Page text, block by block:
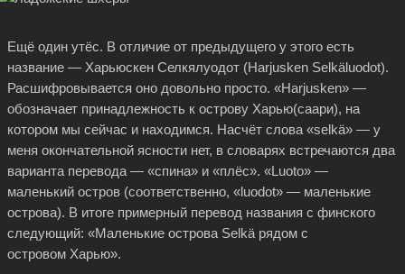
Ещё один утёс. В отличие от предыдущего у этого есть
название — Харьюскен Селкялуодот (Harjusken Selkäluodot).
Расшифровывается оно довольно просто. «Harjusken» —
обозначает принадлежность к острову Харью(саари), на
котором мы сейчас и находимся. Насчёт слова «selkä» — у
меня окончательной ясности нет, в словарях встречаются два
варианта перевода — «спина» и «плёс». «Luoto» —
маленький остров (соответственно, «luodot» — маленькие
острова). В итоге примерный перевод названия с финского
следующий: «Маленькие острова Selkä рядом с
островом Харью».